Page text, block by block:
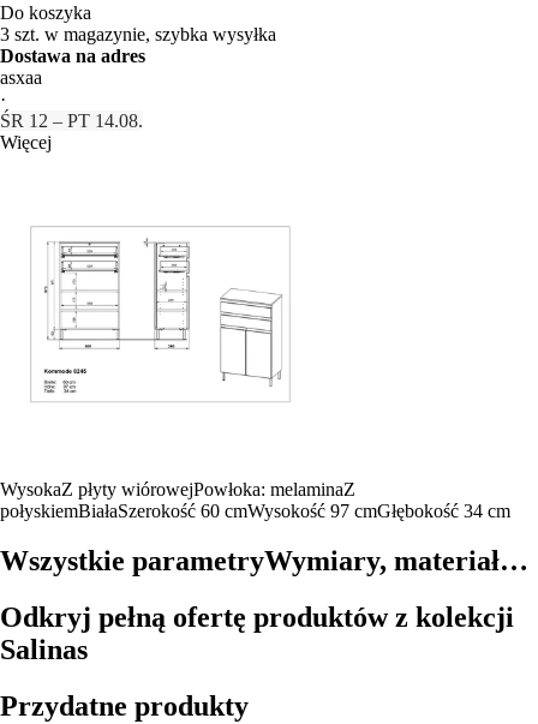
Do koszyka
3 szt. w magazynie, szybka wysyłka
Dostawa na adres
asxaa
·
ŚR 12 – PT 14.08.
Więcej
WysokaZ płyty wiórowejPowłoka: melaminaZ
połyskiemBiałaSzerokość 60 cmWysokość 97 cmGłębokość 34 cm
Wszystkie parametryWymiary, materiał…
Odkryj pełną ofertę produktów z kolekcji
Salinas
Przydatne produkty